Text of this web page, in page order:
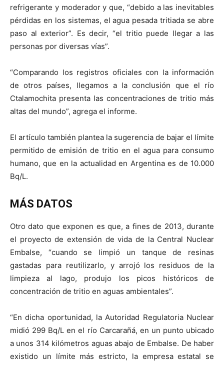
refrigerante y moderador y que, “debido a las inevitables
pérdidas en los sistemas, el agua pesada tritiada se abre
paso al exterior”. Es decir, “el tritio puede llegar a las
personas por diversas vías”.
“Comparando los registros oficiales con la información
de otros países, llegamos a la conclusión que el río
Ctalamochita presenta las concentraciones de tritio más
altas del mundo”, agrega el informe.
El artículo también plantea la sugerencia de bajar el límite
permitido de emisión de tritio en el agua para consumo
humano, que en la actualidad en Argentina es de 10.000
Bq/L.
MÁS DATOS
Otro dato que exponen es que, a fines de 2013, durante
el proyecto de extensión de vida de la Central Nuclear
Embalse, “cuando se limpió un tanque de resinas
gastadas para reutilizarlo, y arrojó los residuos de la
limpieza al lago, produjo los picos históricos de
concentración de tritio en aguas ambientales”.
“En dicha oportunidad, la Autoridad Regulatoria Nuclear
midió 299 Bq/L en el río Carcarañá, en un punto ubicado
a unos 314 kilómetros aguas abajo de Embalse. De haber
existido un límite más estricto, la empresa estatal se